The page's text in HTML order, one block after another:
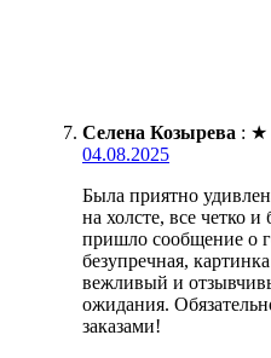
Селена Козырева : ★
04.08.2025
Была приятно
на холсте, все четко
пришло сообщение о
безупречная,
вежливый и
ожидания.
заказами!